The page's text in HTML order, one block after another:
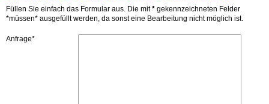
Füllen Sie einfach das Formular aus. Die mit* gekennzeichneten Felder
*müssen* ausgefüllt werden, da sonst eine Bearbeitung nicht möglich ist.
Anfrage*